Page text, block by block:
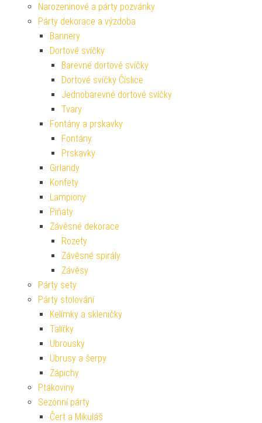
Narozeninové a párty pozvánky
Párty dekorace a výzdoba
Bannery
Dortové svíčky
Barevné dortové svíčky
Dortové svíčky Číslice
Jednobarevné dortové svíčky
Tvary
Fontány a prskavky
Fontány
Prskavky
Girlandy
Konfety
Lampiony
Piňaty
Závěsné dekorace
Rozety
Závěsné spirály
Závěsy
Párty sety
Párty stolování
Kelímky a skleničky
Talířky
Ubrousky
Ubrusy a šerpy
Zápichy
Ptákoviny
Sezónní párty
Čert a Mikuláš